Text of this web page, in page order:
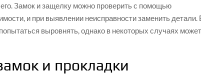
Замок и защелку можно проверить с помощью
и при выявлении неисправности заменить детали.
выровнять, однако в некоторых случаях
и прокладки